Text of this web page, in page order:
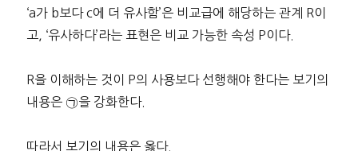
‘a가 b보다 c에 더 유사함’은 비교급에 해당하는 관계 R이
고, ‘유사하다’라는 표현은 비교 가능한 속성 P이다.
R을 이해하는 것이 P의 사용보다 선행해야 한다는 보기의
내용은 ㉠을 강화한다.
따라서 보기의 내용은 옳다.